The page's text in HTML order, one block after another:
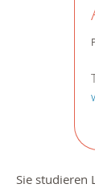
Sie studieren